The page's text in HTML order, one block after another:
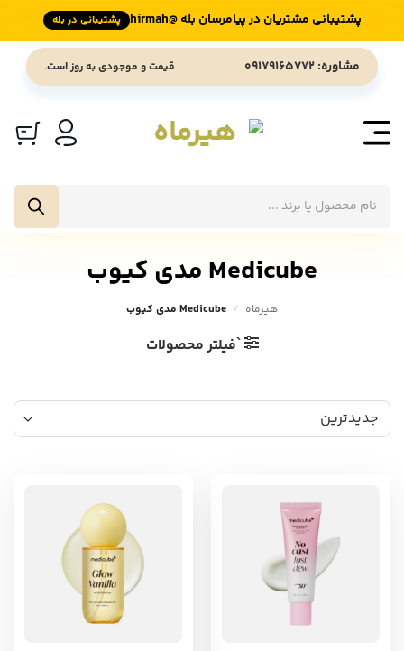
پشتیبانی مشتریان در پیامرسان بله @hirmah پشتیبانی در بله
مشاوره: 09179165772 قیمت و موجودی به روز است.
محصولات
Medicube مدی کیوب
هیرماه /
`فیلتر محصولات